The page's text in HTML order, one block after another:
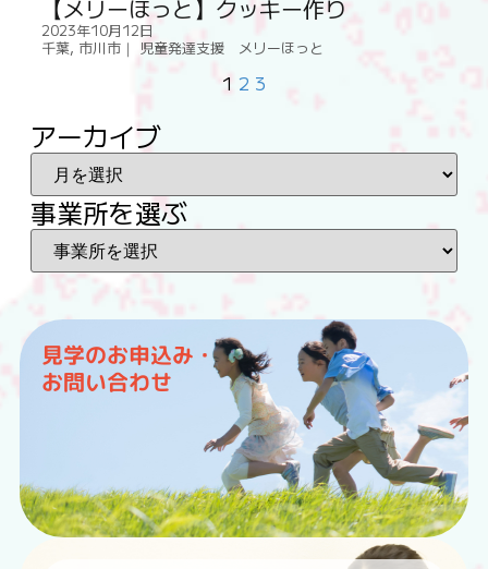
【メリーほっと】クッキー作り
2023年10月12日
千葉, 市川市｜ 児童発達支援 メリーほっと
1 2 3
アーカイブ
事業所を選ぶ
見学のお申込み・
お問い合わせ